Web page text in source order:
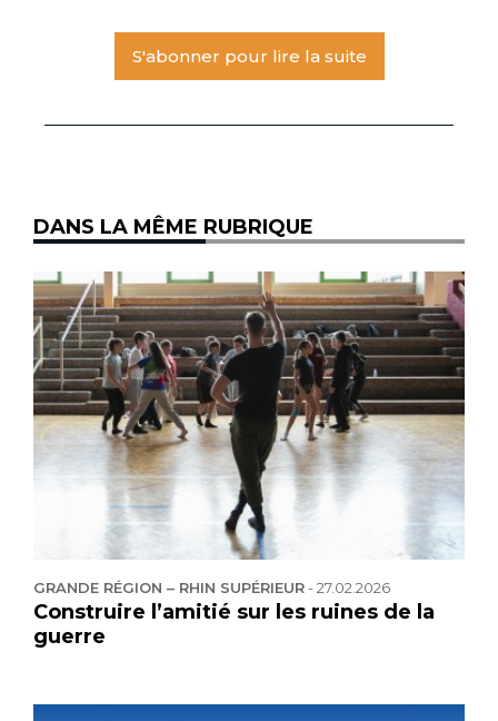
S'abonner pour lire la suite
DANS LA MÊME RUBRIQUE
GRANDE RÉGION – RHIN SUPÉRIEUR-27.02.2026
Construire l’amitié sur les ruines de la
guerre